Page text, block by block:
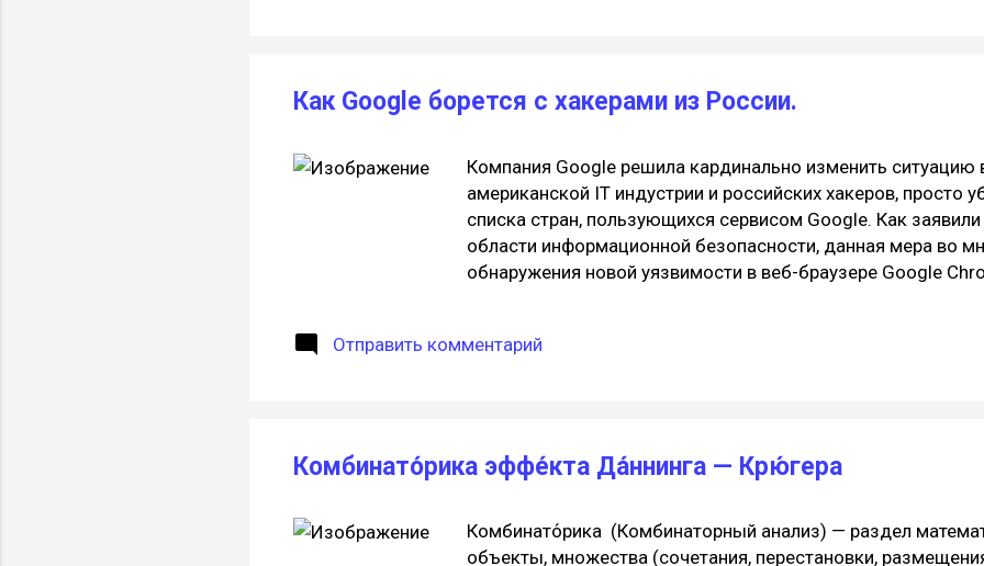
Как Google борется с хакерами из России.
Компания Google решила кардинально изменить ситуацию
американской IT индустрии и российских хакеров, просто
списка стран, пользующихся сервисом Google. Как
области информационной безопасности, данная мера во
обнаружения новой уязвимости в веб-браузере Google
имеет иконок безопасности, соответствующих стандарту
юзера Google Chrome, с помощью злоумышленников может
открытом доступе в сети и социальных сетях. В Google
Отправить комментарий
Комбинато́рика эффе́кта Да́ннинга — Крю́гера
Комбинато́рика (Комбинаторный анализ) — раздел
объекты, множества (сочетания, перестановки,